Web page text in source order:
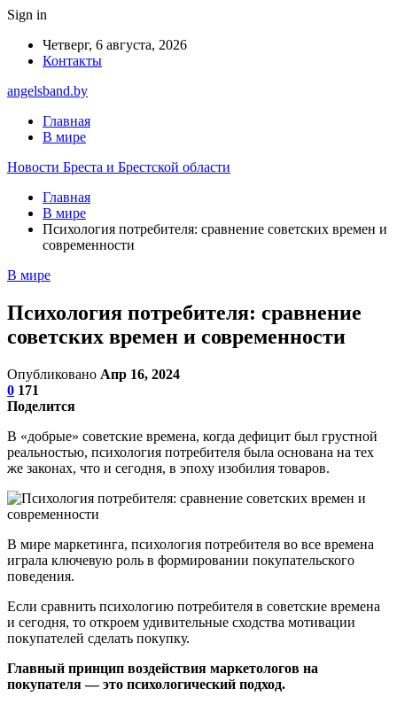
Sign in
Четверг, 6 августа, 2026
Контакты
angelsband.by
Главная
В мире
Новости Бреста и Брестской области
Главная
В мире
Психология потребителя: сравнение советских времен и
современности
В мире
Психология потребителя: сравнение
советских времен и современности
Опубликовано Апр 16, 2024
0 171
Поделится
В «добрые» советские времена, когда дефицит был грустной
реальностью, психология потребителя была основана на тех
же законах, что и сегодня, в эпоху изобилия товаров.
В мире маркетинга, психология потребителя во все времена
играла ключевую роль в формировании покупательского
поведения.
Если сравнить психологию потребителя в советские времена
и сегодня, то откроем удивительные сходства мотивации
покупателей сделать покупку.
Главный принцип воздействия маркетологов на
покупателя — это психологический подход.